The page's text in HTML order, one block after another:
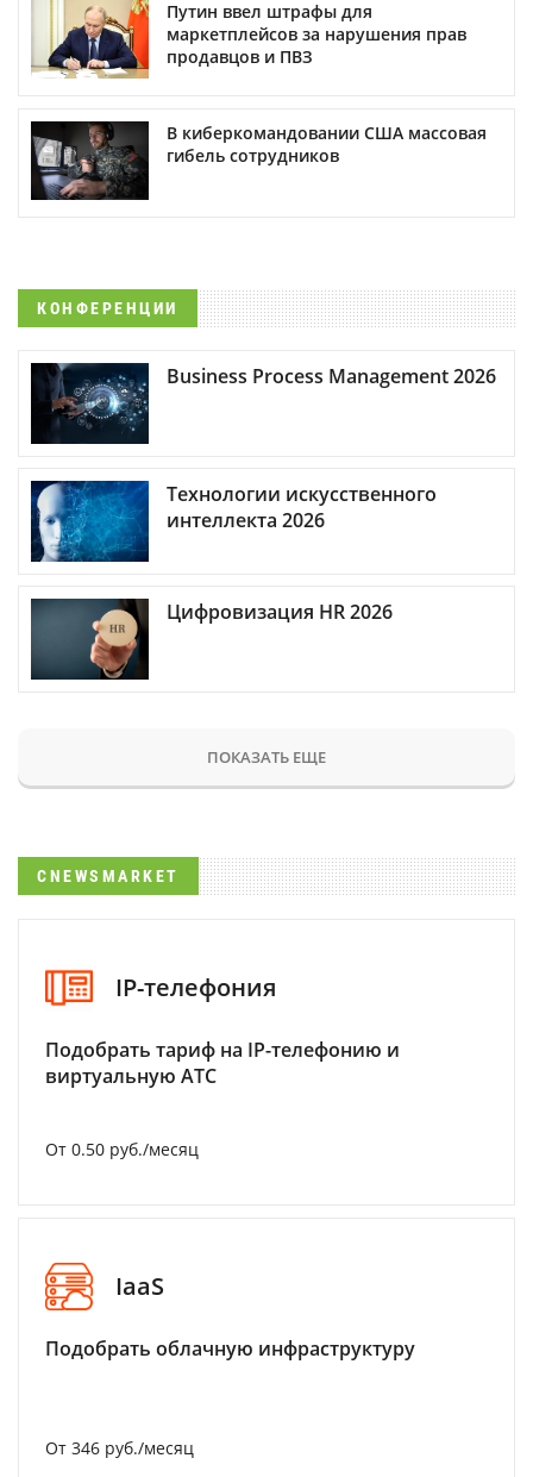
Путин ввел штрафы для
маркетплейсов за нарушения прав
продавцов и ПВЗ
В киберкомандовании США массовая
гибель сотрудников
КОНФЕРЕНЦИИ
Business Process Management 2026
Технологии искусственного
интеллекта 2026
Цифровизация HR 2026
ПОКАЗАТЬ ЕЩЕ
CNEWSMARKET
IP-телефония
Подобрать тариф на IP-телефонию и
виртуальную АТС
От 0.50 руб./месяц
IaaS
Подобрать облачную инфраструктуру
От 346 руб./месяц